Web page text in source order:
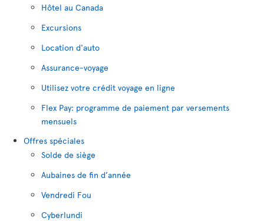
Hôtel au Canada
Excursions
Location d'auto
Assurance-voyage
Utilisez votre crédit voyage en ligne
Flex Pay: programme de paiement par versements
mensuels
Offres spéciales
Solde de siège
Aubaines de fin d’année
Vendredi Fou
Cyberlundi